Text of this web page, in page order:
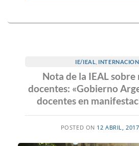
IE/IEAL
Nota de la IEAL sobre
docentes: «Gobierno
docentes en
POSTED ON 12 ABRIL, 2017